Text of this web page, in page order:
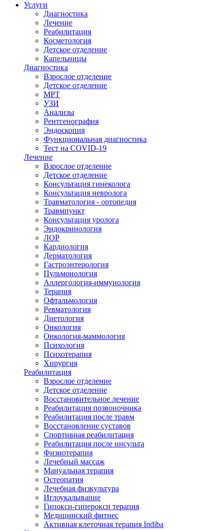
Услуги
Диагностика
Лечение
Реабилитация
Косметология
Детское отделение
Капельницы
Диагностика
Взрослое отделение
Детское отделение
МРТ
УЗИ
Анализы
Рентгенография
Эндоскопия
Функциональная диагностика
Тест на COVID-19
Лечение
Взрослое отделение
Детское отделение
Консультация гинеколога
Консультация невролога
Травматология - ортопедия
Травмпункт
Консультация уролога
Эндокринология
ЛОР
Кардиология
Дерматология
Гастроэнтерология
Пульмонология
Аллергология-иммунология
Терапия
Офтальмология
Ревматология
Диетология
Онкология
Онкология-маммология
Психология
Психотерапия
Хирургия
Реабилитация
Взрослое отделение
Детское отделение
Восстановительное лечение
Реабилитация позвоночника
Реабилитация после травм
Восстановление суставов
Спортивная реабилитация
Реабилитация после инсульта
Физиотерапия
Лечебный массаж
Мануальная терапия
Остеопатия
Лечебная физкультура
Иглоукалывание
Гипокси-гиперокси терапия
Медицинский фитнес
Активная клеточная терапия Indiba